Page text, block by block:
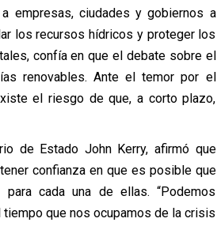
empresas, ciudades y gobiernos a
los recursos hídricos y proteger los
confía en que el debate sobre el
renovables. Ante el temor por el
el riesgo de que, a corto plazo,
de Estado John Kerry, afirmó que
confianza en que es posible que
cada una de ellas. “Podemos
que nos ocupamos de la crisis